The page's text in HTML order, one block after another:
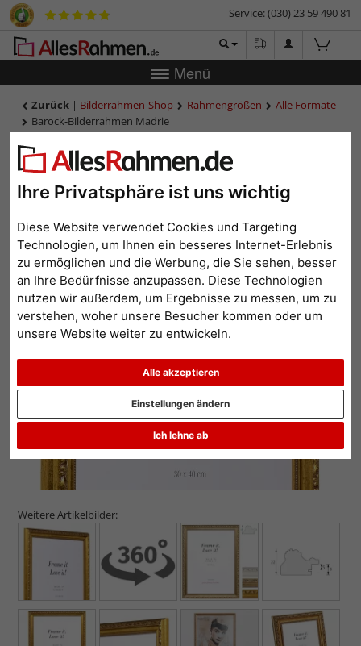
Ihre Privatsphäre ist uns wichtig
Diese Website verwendet Cookies und Targeting
Technologien, um Ihnen ein besseres Internet-Erlebnis
zu ermöglichen und die Werbung, die Sie sehen, besser
an Ihre Bedürfnisse anzupassen. Diese Technologien
nutzen wir außerdem, um Ergebnisse zu messen, um zu
verstehen, woher unsere Besucher kommen oder um
unsere Website weiter zu entwickeln.
Alle akzeptieren
Ich lehne ab
Einstellungen ändern
Service: (030) 23 59 490 81
Menü
Zurück | Bilderrahmen-Shop Rahmengrößen
Alle Formate
Barock-Bilderrahmen Madrie
Barock-Bilderrahmen Madrie
Zurück
Weitere Artikelbilder: